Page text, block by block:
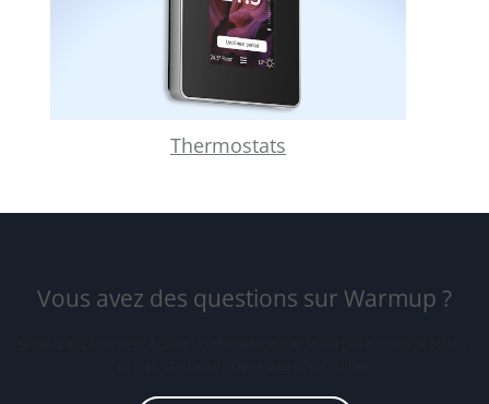
Thermostats
Vous avez des questions sur Warmup ?